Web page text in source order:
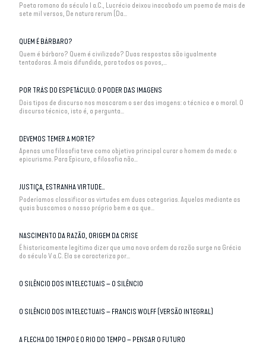
Poeta romano do século I a.C., Lucrécio deixou inacabado um poema de mais de
sete mil versos, De natura rerum (Da...
QUEM É BÁRBARO?
Quem é bárbaro? Quem é civilizado? Duas respostas são igualmente
tentadoras. A mais difundida, para todos os povos,...
POR TRÁS DO ESPETÁCULO: O PODER DAS IMAGENS
Dois tipos de discurso nos mascaram o ser das imagens: o técnico e o moral. O
discurso técnico, isto é, a pergunta...
DEVEMOS TEMER A MORTE?
Apenas uma filosofia teve como objetivo principal curar o homem do medo: o
epicurismo. Para Epicuro, a filosofia não...
JUSTIÇA, ESTRANHA VIRTUDE…
Poderíamos classificar as virtudes em duas categorias. Aquelas mediante as
quais buscamos o nosso próprio bem e as que...
NASCIMENTO DA RAZÃO, ORIGEM DA CRISE
É historicamente legítimo dizer que uma nova ordem da razão surge na Grécia
do século V a.C. Ela se caracteriza por...
O SILÊNCIO DOS INTELECTUAIS – O SILÊNCIO
O SILÊNCIO DOS INTELECTUAIS – FRANCIS WOLFF (VERSÃO INTEGRAL)
A FLECHA DO TEMPO E O RIO DO TEMPO – PENSAR O FUTURO